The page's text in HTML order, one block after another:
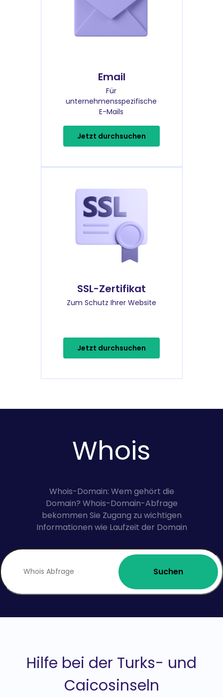
Email
Für
unternehmensspezifische
E-Mails
Jetzt durchsuchen
SSL-Zertifikat
Zum Schutz Ihrer Website
Jetzt durchsuchen
Whois
Whois-Domain: Wem gehört die
Domain? Whois-Domain-Abfrage
bekommen Sie Zugang zu wichtigen
Informationen wie Laufzeit der Domain
Suchen
Hilfe bei der Turks- und
Caicosinseln